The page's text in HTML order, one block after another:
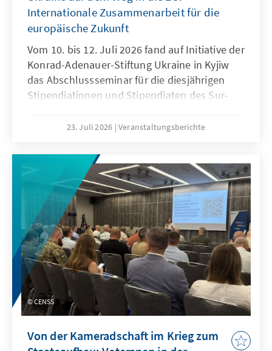
Internationale Zusammenarbeit für die
europäische Zukunft
Vom 10. bis 12. Juli 2026 fand auf Initiative der
Konrad-Adenauer-Stiftung Ukraine in Kyjiw
das Abschlussseminar für die diesjährigen
Stipendiatinnen und Stipendiaten des Sur-
Veranstaltung bot eine Plattform für den
der Ukraine, ihre wirtschaftliche Entwicklung
sowie gesellschaftliche Herausforderungen
und Zukunftsperspektiven.
23. Juli 2026 Veranstaltungsberichte
CENSS
Von der Kameradschaft im Krieg zum